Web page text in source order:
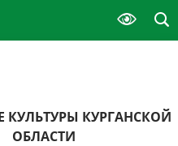
КУЛЬТУРЫ КУРГАНСКОЙ
ОБЛАСТИ